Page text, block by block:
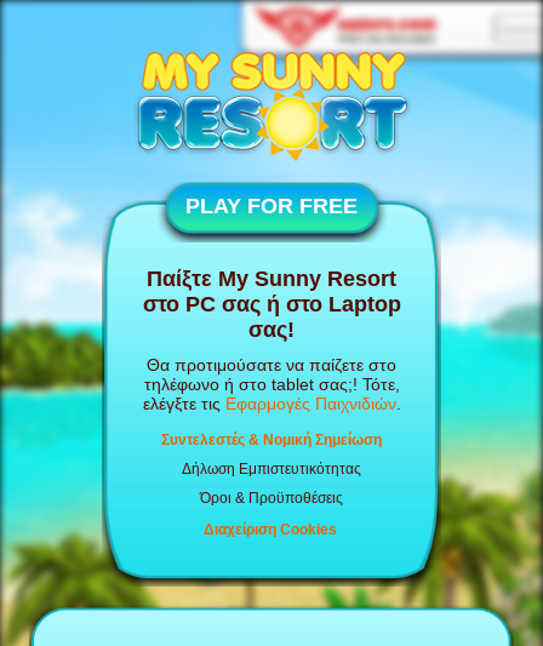
PLAY FOR FREE
Παίξτε My Sunny Resort
στο PC σας ή στο Laptop
σας!
Θα προτιμούσατε να παίζετε στο
τηλέφωνο ή στο tablet σας;! Τότε,
ελέγξτε τις Εφαρμογές Παιχνιδιών.
Συντελεστές & Νομική Σημείωση
Δήλωση Εμπιστευτικότητας
Όροι & Προϋποθέσεις
Διαχείριση Cookies